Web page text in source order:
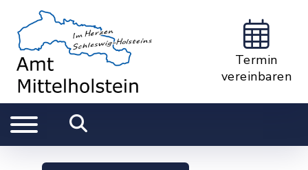
Termin
vereinbaren